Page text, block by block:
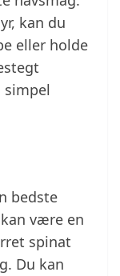
kan du
eller holde
bedste
være en
spinat
Du kan